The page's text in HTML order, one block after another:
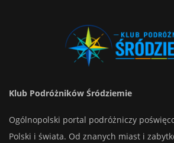
Klub Podróżników Śródziemie
Ogólnopolski portal podróżniczy
Polski i świata. Od znanych miast i